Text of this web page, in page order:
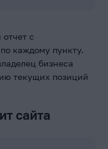
с
каждому пункту.
бизнеса
текущих позиций
сайта